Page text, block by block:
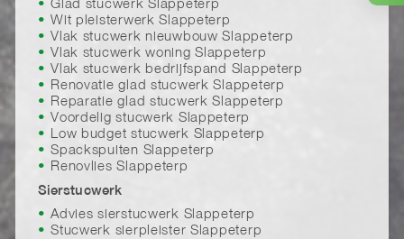
Glad stucwerk Slappeterp
Wit pleisterwerk Slappeterp
Vlak stucwerk nieuwbouw Slappeterp
Vlak stucwerk woning Slappeterp
Vlak stucwerk bedrijfspand Slappeterp
Renovatie glad stucwerk Slappeterp
Reparatie glad stucwerk Slappeterp
Voordelig stucwerk Slappeterp
Low budget stucwerk Slappeterp
Spackspuiten Slappeterp
Renovlies Slappeterp
Sierstucwerk
Advies sierstucwerk Slappeterp
Stucwerk sierpleister Slappeterp